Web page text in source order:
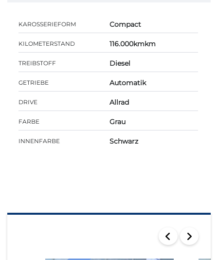
KAROSSERIEFORM Compact
KILOMETERSTAND 116.000kmkm
TREIBSTOFF Diesel
GETRIEBE Automatik
DRIVE Allrad
FARBE Grau
INNENFARBE Schwarz